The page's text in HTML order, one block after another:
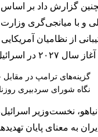
گزارش داد بر اساس
و با میانجی‌گری
از نظامیان
باقی خواهند ماند.
گزینه‌های ترامپ در
نگاه شورای سردبیری
به معنای پایان